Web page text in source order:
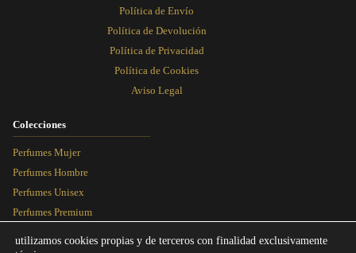
Política de Envío
Política de Devolución
Política de Privacidad
Política de Cookies
Aviso Legal
Colecciones
Perfumes Mujer
Perfumes Hombre
Perfumes Unisex
Perfumes Premium
utilizamos cookies propias y de terceros con finalidad exclusivamente